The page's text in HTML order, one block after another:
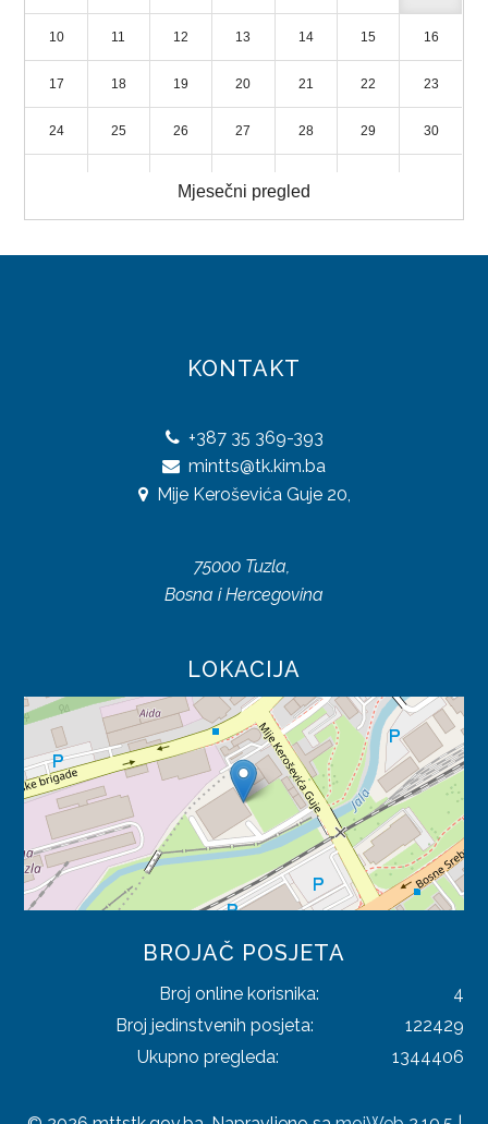
10 11 12 13 14 15 16
17 18 19 20 21 22 23
24 25 26 27 28 29 30
Mjesečni pregled
KONTAKT
+387 35 369-393
mintts@tk.kim.ba
Mije Keroševića Guje 20,
75000 Tuzla,
Bosna i Hercegovina
LOKACIJA
BROJAČ POSJETA
Broj online korisnika:
4
Broj jedinstvenih posjeta:
122429
Ukupno pregleda:
1344406
DOKUMENTI
ZAKONI
PRAVILNICI
PLAN JAVNIH NABAVKI
TURIZAM
UGOSTITELJSTVO
PRAVILNICI
SAOBRAĆAJ
TRGOVINA